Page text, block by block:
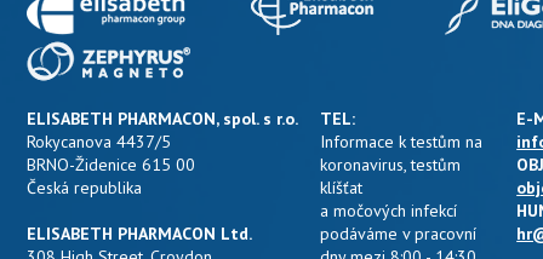
ELISABETH PHARMACON, spol. s r.o.
Rokycanova 4437/5
BRNO-Židenice 615 00
Česká republika
ELISABETH PHARMACON Ltd.
TEL:
Informace k testům na
koronavirus, testům
klíšťat
a močových infekcí
podáváme v pracovní
E-